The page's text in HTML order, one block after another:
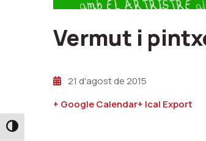
Toggle High Contrast
Vermut i
21 d'agost de 2015
+ Google Calendar+ Ical Export